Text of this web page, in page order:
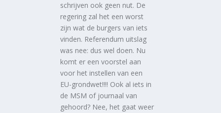
schrijven ook geen nut. De
regering zal het een worst
zijn wat de burgers van iets
vinden. Referendum uitslag
was nee: dus wel doen. Nu
komt er een voorstel aan
voor het instellen van een
EU-grondwet!!!! Ook al iets in
de MSM of journaal van
gehoord? Nee, het gaat weer